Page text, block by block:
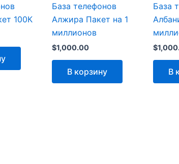
100К
База телефонов
Алжира Пакет на 1
миллионов
$1,000.00
В корзину
База
$
В